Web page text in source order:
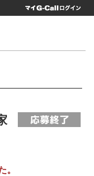
。